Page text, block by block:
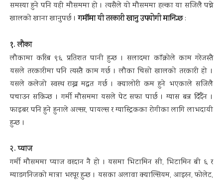
समस्या हुने पनि यही मौसममा हो । त्यसैले यो मौसममा हल्का या सजिलै पच्ने
खालको खाना खानुपर्छ ।गर्मीमा यी तरकारी खानु उपयोगी मानिन्छ:
१. लौका
लौकामा करिब ९६ प्रतिशत पानी हुन्छ । सलादमा काँक्रोले काम गरेजस्तै
यसले तरकारीमा पनि त्यस्तै काम गर्छ । लौका चिसो खालको तरकारी हो ।
यसले कलेजो स्वस्थ राख्न मद्धत गर्छ । क्यालोरी कम हुने भएकाले सजिलै
पचाउन सकिन्छ । गर्मी मौसममा यसले पेट सफा पार्छ । ग्यास बन्न दिँदैंन ।
फाइबर पनि हुने हुनाले अल्सर, पायल्स र ग्यास्ट्रिकका रोगीका लागि लाभदायी
हुन्छ ।
२. प्याज
गर्मी मौसममा प्याज वरदान नै हो । यसमा भिटामिन सी, भिटामिन बी ६ र
म्याङगनिजको मात्रा भरपूर हुन्छ । यसका अलावा क्याल्सियम, आइरन, फोलेट,